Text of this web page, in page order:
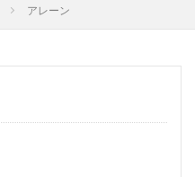
アレーン